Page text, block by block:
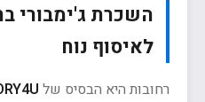
השכרת ג'ימבורי
לאיסוף נוח
רחובות היא הבסיס של